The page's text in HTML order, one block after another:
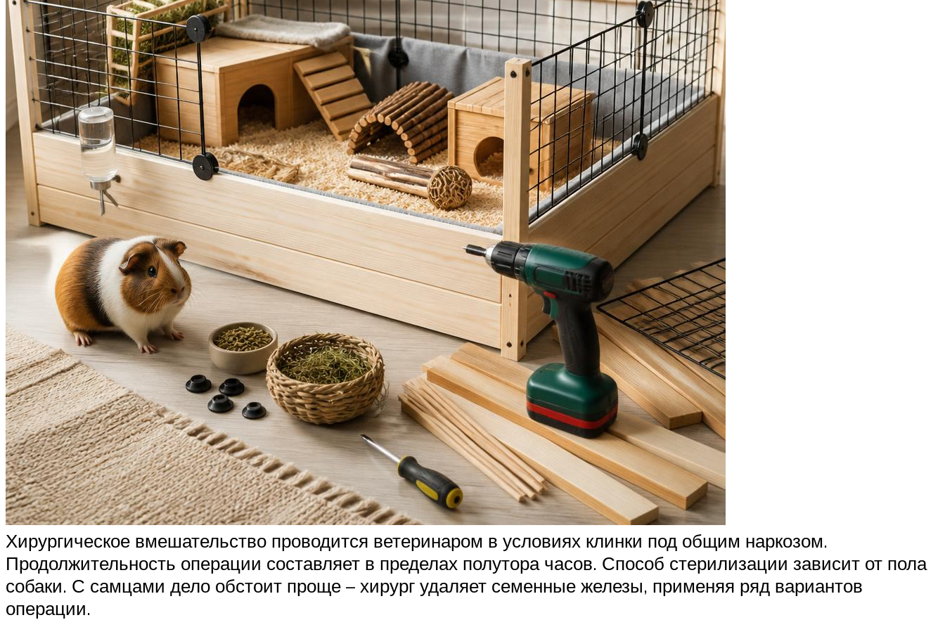
Хирургическое вмешательство проводится ветеринаром в условиях клинки под общим наркозом.
Продолжительность операции составляет в пределах полутора часов. Способ стерилизации зависит от пола
собаки. С самцами дело обстоит проще – хирург удаляет семенные железы, применяя ряд вариантов
операции.